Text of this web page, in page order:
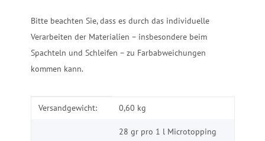
Bitte beachten Sie, dass es durch das individuelle
Verarbeiten der Materialien – insbesondere beim
Spachteln und Schleifen – zu Farbabweichungen
kommen kann.
Produkteigenschaft
Wert
Versandgewicht: 0,60 kg
28 gr pro 1 l Microtopping